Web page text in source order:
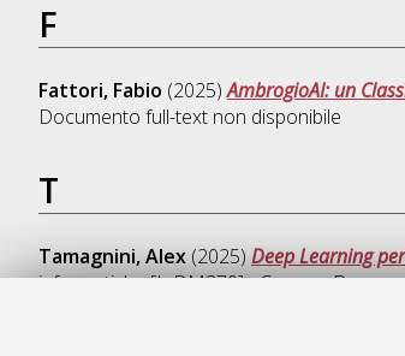
F
Fattori, Fabio (2025)AmbrogioAI: un
Documento full-text non disponibile
T
Tamagnini, Alex(2025) Deep Learning
informatiche [L-DM270] - Cesena,